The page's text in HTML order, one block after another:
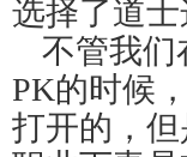
选择了道士
不管我们
PK的时候
打开的，